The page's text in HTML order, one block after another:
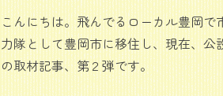
こんにちは。飛んでるローカル豊岡
力隊として豊岡市に移住し、現在、
の取材記事、第２弾です。